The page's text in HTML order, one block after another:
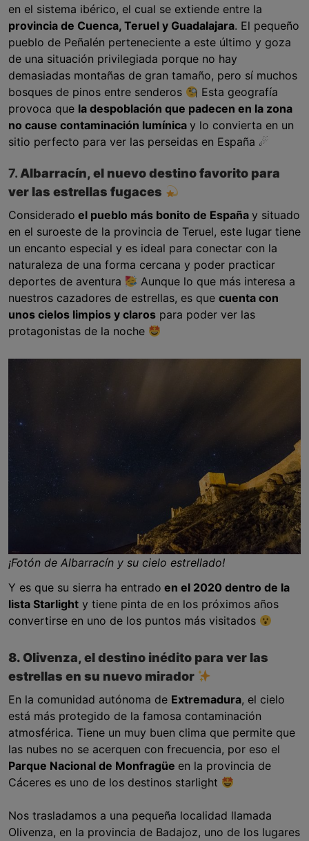
en el sistema ibérico, el cual se extiende entre la
provincia de Cuenca, Teruel y Guadalajara. El pequeño
pueblo de Peñalén perteneciente a este último y goza
de una situación privilegiada porque no hay
demasiadas montañas de gran tamaño, pero sí muchos
bosques de pinos entre senderos
Esta geografía
provoca que la despoblación que padecen en la zona
no cause contaminación lumínica y lo convierta en un
sitio perfecto para ver las perseidas en España ☄
7. Albarracín, el nuevo destino favorito para
ver las estrellas fugaces
Considerado el pueblo más bonito de España y situado
en el suroeste de la provincia de Teruel, este lugar tiene
un encanto especial y es ideal para conectar con la
naturaleza de una forma cercana y poder practicar
deportes de aventura
Aunque lo que más interesa a
nuestros cazadores de estrellas, es que cuenta con
unos cielos limpios y claros para poder ver las
protagonistas de la noche
¡Fotón de Albarracín y su cielo estrellado!
Y es que su sierra ha entrado en el 2020 dentro de la
lista Starlight y tiene pinta de en los próximos años
convertirse en uno de los puntos más visitados
8. Olivenza, el destino inédito para ver las
estrellas en su nuevo mirador
En la comunidad autónoma de Extremadura, el cielo
está más protegido de la famosa contaminación
atmosférica. Tiene un muy buen clima que permite que
las nubes no se acerquen con frecuencia, por eso el
Parque Nacional de Monfragüe en la provincia de
Cáceres es uno de los destinos starlight
Nos trasladamos a una pequeña localidad llamada
Olivenza, en la provincia de Badajoz, uno de los lugares